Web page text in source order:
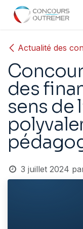
Se rendre au contenu
Actualité des
des
sens de
3 juillet 2024